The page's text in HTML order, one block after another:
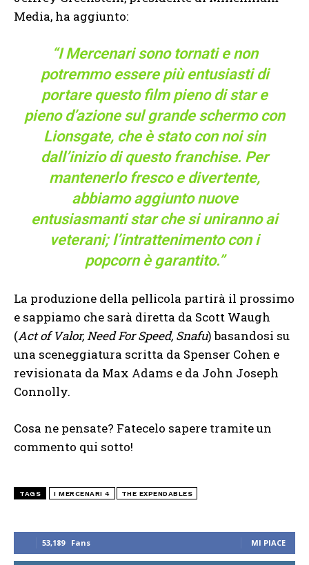
53,189 Fans MI PIACE
Media, ha aggiunto:
“I Mercenari sono tornati e non
potremmo essere più entusiasti di
portare questo film pieno di star e
pieno d’azione sul grande schermo con
Lionsgate, che è stato con noi sin
dall’inizio di questo franchise. Per
mantenerlo fresco e divertente,
abbiamo aggiunto nuove
entusiasmanti star che si uniranno ai
veterani; l’intrattenimento con i
popcorn è garantito.”
La produzione della pellicola partirà il prossimo
e sappiamo che sarà diretta da Scott Waugh
(Act of Valor, Need For Speed, Snafu) basandosi su
una sceneggiatura scritta da Spenser Cohen e
revisionata da Max Adams e da John Joseph
Connolly.
Cosa ne pensate? Fatecelo sapere tramite un
commento qui sotto!
TAGS I MERCENARI 4 THE EXPENDABLES